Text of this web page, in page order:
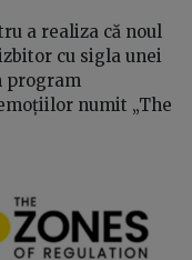
a realiza că noul
cu sigla unei
program
numit „The